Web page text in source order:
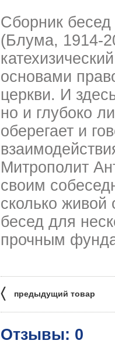
Сборник
(Блума, 1914-
основами
церкви. И
но и глубоко
оберегает и
Митрополит
своим
сколько живой
бесед для
прочным
〈 предыдущий товар
Отзывы: 0